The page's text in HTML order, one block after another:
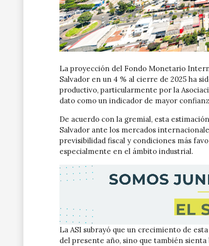
La proyección del Fondo Monetario
Salvador en un 4 % al cierre de 2025 ha
productivo, particularmente por la
dato como un indicador de mayor
De acuerdo con la gremial, esta
Salvador ante los mercados
previsibilidad fiscal y condiciones más
especialmente en el ámbito industrial.
La ASI subrayó que un crecimiento de
del presente año, sino que también